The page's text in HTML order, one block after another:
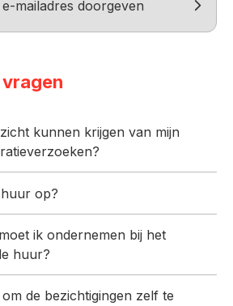
mailadres doorgeven
huur op?
huur?